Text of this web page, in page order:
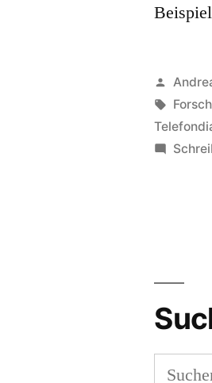
von
Suchen